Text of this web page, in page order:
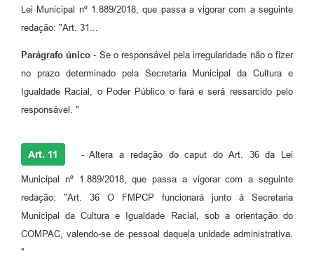
Lei Municipal nº 1.889/2018, que passa a vigorar com a seguinte
redação: "Art. 31...
Parágrafo único - Se o responsável pela irregularidade não o fizer
no prazo determinado pela Secretaria Municipal da Cultura e
Igualdade Racial, o Poder Público o fará e será ressarcido pelo
responsável. "
Art. 11 - Altera a redação do caput do Art. 36 da Lei
Municipal nº 1.889/2018, que passa a vigorar com a seguinte
redação: "Art. 36 O FMPCP funcionará junto à Secretaria
Municipal da Cultura e Igualdade Racial, sob a orientação do
COMPAC, valendo-se de pessoal daquela unidade administrativa.
"